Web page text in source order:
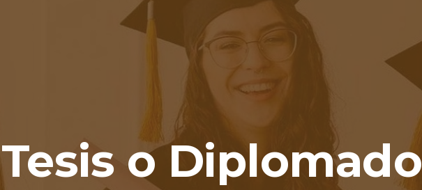
Skip to navigation
Tesis o Diplomado